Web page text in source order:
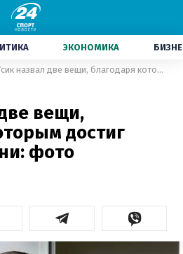
ЭКОНОМИКА
Усик назвал две вещи, благодаря которым достиг успеха в жизни: фото
вещи,
достиг
фото